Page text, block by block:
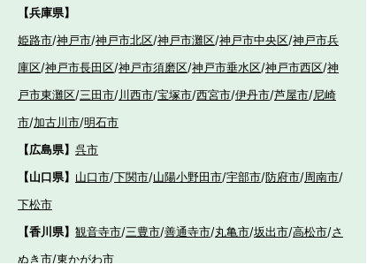
【兵庫県】
姫路市/神戸市/神戸市北区/神戸市灘区/神戸市中央区/神戸市兵
庫区/神戸市長田区/神戸市須磨区/神戸市垂水区/神戸市西区/神
戸市東灘区/三田市/川西市/宝塚市/西宮市/伊丹市/芦屋市/尼崎
市/加古川市/明石市
【広島県】 呉市
【山口県】 山口市/下関市/山陽小野田市/宇部市/防府市/周南市/
下松市
【香川県】 観音寺市/三豊市/善通寺市/丸亀市/坂出市/高松市/さ
ぬき市/東かがわ市